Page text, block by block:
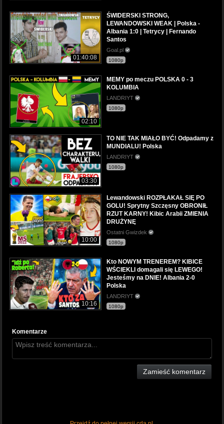
01:40:08
ŚWIDERSKI STRONG,
LEWANDOWSKI WEAK | Polska -
Albania 1:0 | Tetrycy | Fernando
Santos
Goal.pl
1080p
02:10
MEMY po meczu POLSKA 0 - 3
KOLUMBIA
LANDRIYT
1080p
03:30
TO NIE TAK MIAŁO BYĆ! Odpadamy z
MUNDIALU! Polska
LANDRIYT
1080p
10:00
Lewandowski ROZPŁAKAŁ SIĘ PO
GOLU! Sprytny Szczęsny OBRONIŁ
RZUT KARNY! Kibic Arabii ZMIENIA
DRUŻYNĘ
Ostatni Gwizdek
1080p
10:16
Kto NOWYM TRENEREM? KIBICE
WŚCIEKLI domagali się LEWEGO!
Jesteśmy na DNIE! Albania 2-0
Polska
LANDRIYT
1080p
Komentarze
Zamieść komentarz